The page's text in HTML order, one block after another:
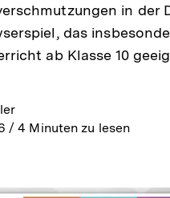
in der
das
ab Klasse 10
/ 4 Minuten zu lesen